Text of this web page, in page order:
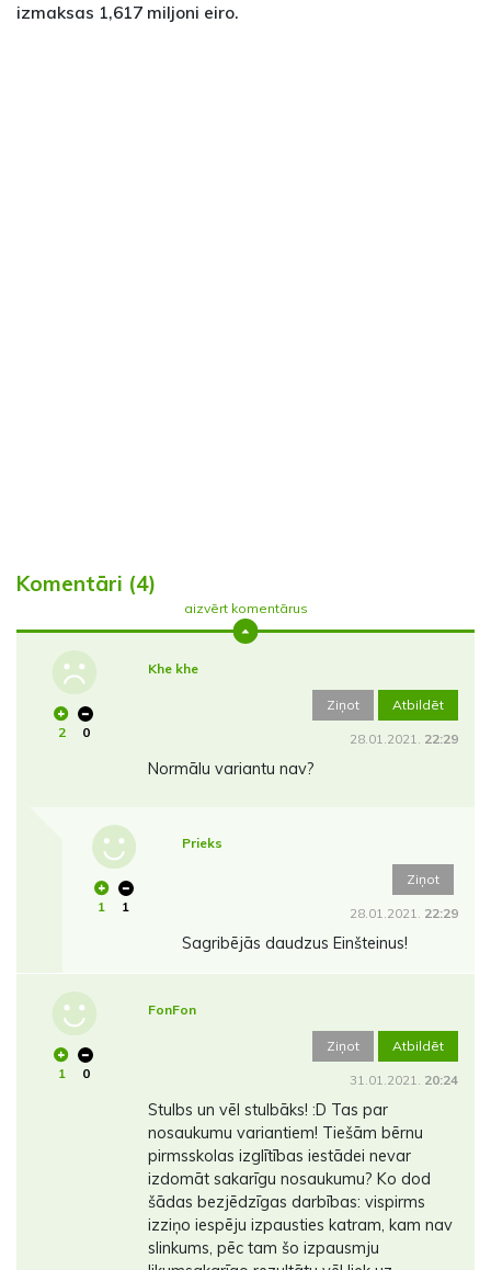
izmaksas 1,617 miljoni eiro.
Komentāri (4)
aizvērt komentārus
2 0
Khe khe
Ziņot Atbildēt
28.01.2021. 22:29
Normālu variantu nav?
1 1
Prieks
Ziņot
28.01.2021. 22:29
Sagribējās daudzus Einšteinus!
1 0
FonFon
Ziņot Atbildēt
31.01.2021. 20:24
Stulbs un vēl stulbāks! :D Tas par
nosaukumu variantiem! Tiešām bērnu
pirmsskolas izglītības iestādei nevar
izdomāt sakarīgu nosaukumu? Ko dod
šādas bezjēdzīgas darbības: vispirms
izziņo iespēju izpausties katram, kam nav
slinkums, pēc tam šo izpausmju